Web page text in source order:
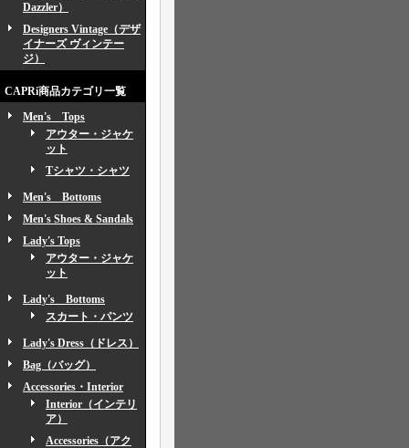
Dazzler）
Designers Vintage（デザ
イナーズ ヴィンテー
ジ）
CAPRi商品カテゴリ一覧
Men's Tops
アウター・ジャケ
ット
Tシャツ・シャツ
Men's Bottoms
Men's Shoes & Sandals
Lady's Tops
アウター・ジャケ
ット
Lady's Bottoms
スカート・パンツ
Lady's Dress（ドレス）
Bag（バッグ）
Accessories・Interior
Interior（インテリ
ア）
Accessories（アク